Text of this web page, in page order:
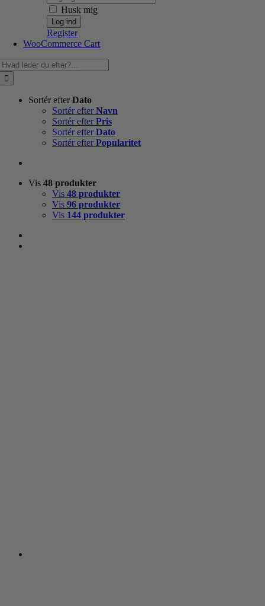
Husk mig
Register
WooCommerce Cart
Sortér efter Dato
Sortér efter Navn
Sortér efter Pris
Sortér efter Dato
Sortér efter Popularitet
Vis 48 produkter
Vis 48 produkter
Vis 96 produkter
Vis 144 produkter